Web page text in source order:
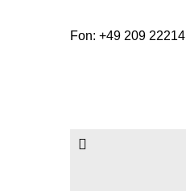
Fon: +49 209 22214